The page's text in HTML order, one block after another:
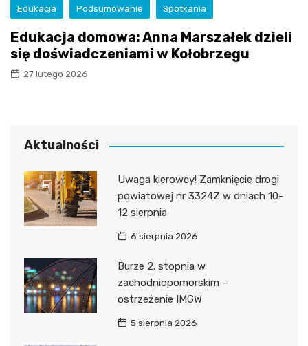
Edukacja Podsumowanie Spotkania
Edukacja domowa: Anna Marszałek dzieli
się doświadczeniami w Kołobrzegu
27 lutego 2026
Aktualności
Uwaga kierowcy! Zamknięcie drogi
powiatowej nr 3324Z w dniach 10-
12 sierpnia
6 sierpnia 2026
Burze 2. stopnia w
zachodniopomorskim –
ostrzeżenie IMGW
5 sierpnia 2026